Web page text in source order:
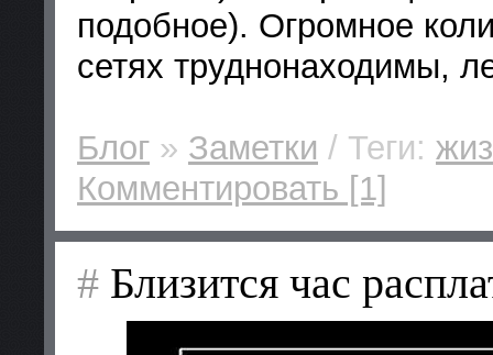
подобное). Огромное
сетях труднонаходимы,
Блог » Заметки / Теги:
Комментировать [1]
# Близится час